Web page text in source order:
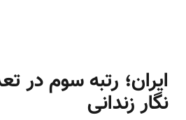
ایران؛ رتبه سوم در
نگار زندانی